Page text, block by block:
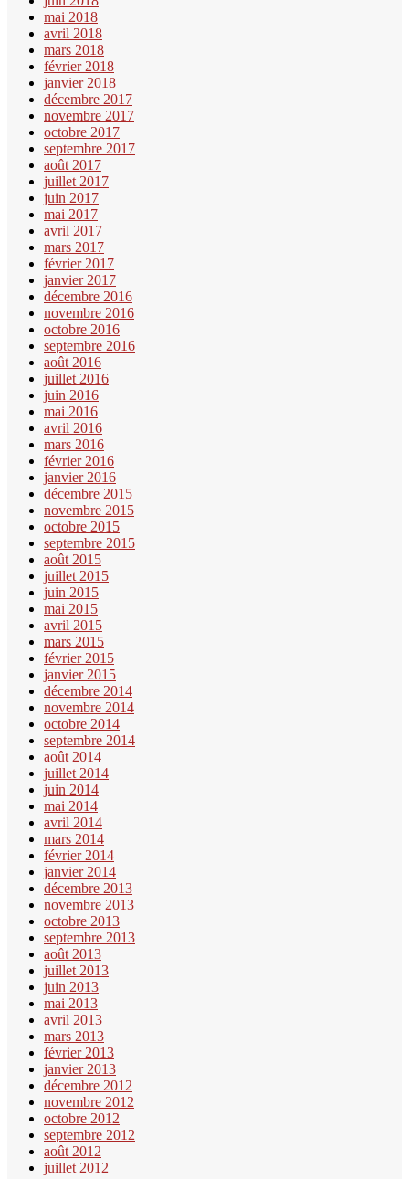
mai 2018
avril 2018
mars 2018
février 2018
janvier 2018
décembre 2017
novembre 2017
octobre 2017
septembre 2017
août 2017
juillet 2017
juin 2017
mai 2017
avril 2017
mars 2017
février 2017
janvier 2017
décembre 2016
novembre 2016
octobre 2016
septembre 2016
août 2016
juillet 2016
juin 2016
mai 2016
avril 2016
mars 2016
février 2016
janvier 2016
décembre 2015
novembre 2015
octobre 2015
septembre 2015
août 2015
juillet 2015
juin 2015
mai 2015
avril 2015
mars 2015
février 2015
janvier 2015
décembre 2014
novembre 2014
octobre 2014
septembre 2014
août 2014
juillet 2014
juin 2014
mai 2014
avril 2014
mars 2014
février 2014
janvier 2014
décembre 2013
novembre 2013
octobre 2013
septembre 2013
août 2013
juillet 2013
juin 2013
mai 2013
avril 2013
mars 2013
février 2013
janvier 2013
décembre 2012
novembre 2012
octobre 2012
septembre 2012
août 2012
juillet 2012